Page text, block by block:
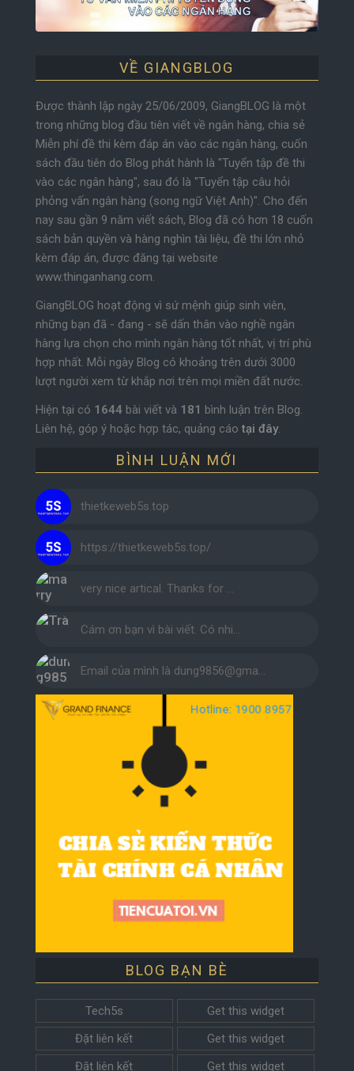
VỀ GIANGBLOG
Được thành lập ngày 25/06/2009, GiangBLOG là một
trong những blog đầu tiên viết về ngân hàng, chia sẻ
Miễn phí đề thi kèm đáp án vào các ngân hàng, cuốn
sách đầu tiên do Blog phát hành là "Tuyển tập đề thi
vào các ngân hàng", sau đó là "Tuyển tập câu hỏi
phỏng vấn ngân hàng (song ngữ Việt Anh)". Cho đến
nay sau gần 9 năm viết sách, Blog đã có hơn 18 cuốn
sách bản quyền và hàng nghìn tài liệu, đề thi lớn nhỏ
kèm đáp án, được đăng tại website
www.thinganhang.com.
GiangBLOG hoạt động vì sứ mệnh giúp sinh viên,
những bạn đã - đang - sẽ dấn thân vào nghề ngân
hàng lựa chọn cho mình ngân hàng tốt nhất, vị trí phù
hợp nhất. Mỗi ngày Blog có khoảng trên dưới 3000
lượt người xem từ khắp nơi trên mọi miền đất nước.
Hiện tại có 1644bài viết và 181 bình luận trên Blog.
Liên hệ, góp ý hoặc hợp tác, quảng cáotại đây.
BÌNH LUẬN MỚI
thietkeweb5s.top
https://thietkeweb5s.top/
very nice artical. Thanks for …
Cám ơn bạn vì bài viết. Có nhi…
Email của mình là dung9856@gma…
BLOG BẠN BÈ
Tech5s
Get this widget
Đặt liên kết
Get this widget
Đặt liên kết
Get this widget